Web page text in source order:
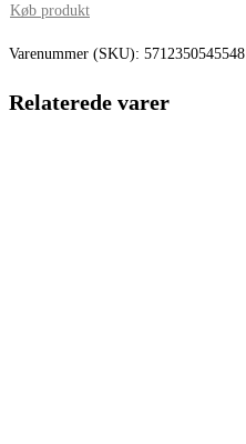
var:
Køb produkt
Varenummer (SKU): 5712350545548
Relaterede varer